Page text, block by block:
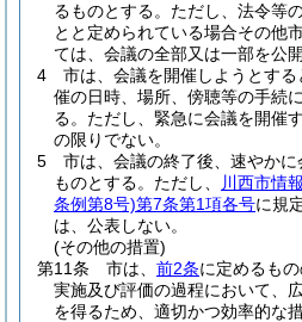
るものとする。 ただし、法令等
とと定められている場合その他
ては、会議の全部又は一部を公
4
市は、会議を開催しようとす
催の日時、場所、傍聴等の手続
る。 ただし、緊急に会議を開催
の限りでない。
5
市は、会議の終了後、速やか
ものとする。 ただし、 川西市情
条例第8号)第7条第1項各号に規
は、公表しない。
(その他の措置)
第11条
市は、 前2条に定めるも
実施及び評価の過程において、
を得るため、適切かつ効率的な